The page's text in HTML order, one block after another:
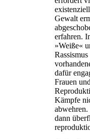
Gewalt
erfahren.
»Weiße«
dafür
Frauen
Kämpfe
dann